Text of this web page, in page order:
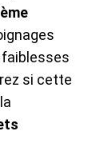
faiblesses
si cette